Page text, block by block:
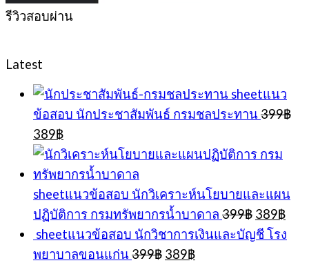
รีวิวสอบผ่าน
Latest
sheetแนว
ข้อสอบ นักประชาสัมพันธ์ กรมชลประทาน 399฿
Original
price
was:
399฿.
389฿Current
price
is:
389฿.
sheetแนวข้อสอบ นักวิเคราะห์นโยบายและแผน
ปฏิบัติการ กรมทรัพยากรน้ำบาดาล 399฿ Original
price
was:
389฿
is:
sheetแนวข้อสอบ นักวิชาการเงินและบัญชี โรง
พยาบาลขอนแก่น 399฿ Original
389฿Current